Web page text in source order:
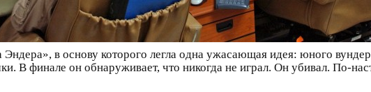
в основу которого легла одна ужасающая идея: юного
В финале он обнаруживает, что никогда не играл. Он убивал. По-